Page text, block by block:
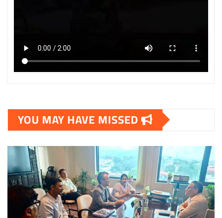
YOU MAY HAVE MISSED